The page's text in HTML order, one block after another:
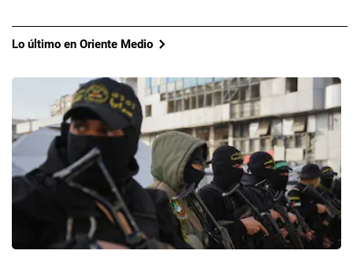
Lo último en Oriente Medio